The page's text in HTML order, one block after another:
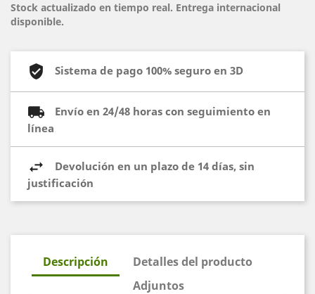
Stock actualizado en tiempo real. Entrega internacional
disponible.
Sistema de pago 100% seguro en 3D
Envío en 24/48 horas con seguimiento en
línea
Devolución en un plazo de 14 días, sin
justificación
Descripción
Detalles del producto
Adjuntos